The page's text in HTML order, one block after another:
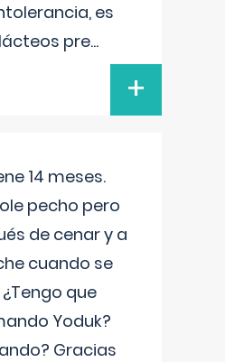
es
pre...
+
14 meses.
pecho pero
de cenar y a
cuando se
que
Yoduk?
Gracias